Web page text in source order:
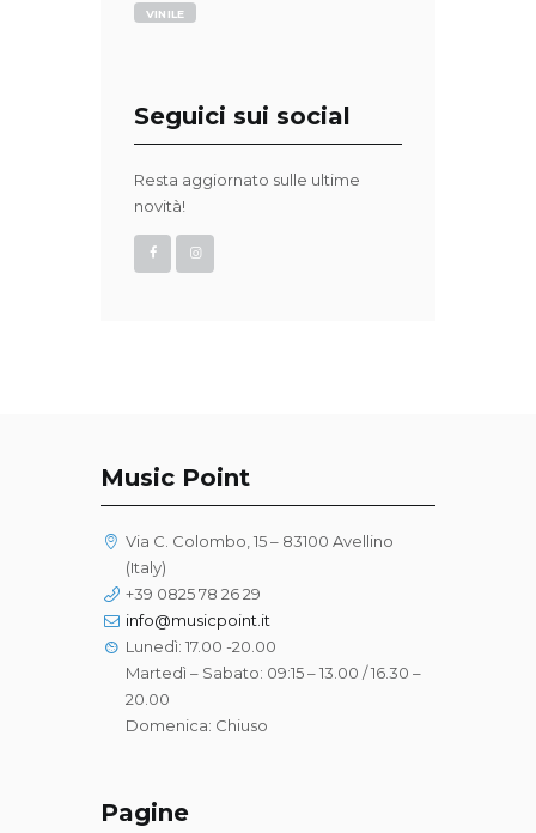
VINILE
Seguici sui social
Resta aggiornato sulle ultime
novità!
Music Point
Via C. Colombo, 15 – 83100 Avellino
(Italy)
+39 0825 78 26 29
info@musicpoint.it
Lunedì: 17.00 -20.00
Martedì – Sabato: 09:15 – 13.00 / 16.30 –
20.00
Domenica: Chiuso
Pagine